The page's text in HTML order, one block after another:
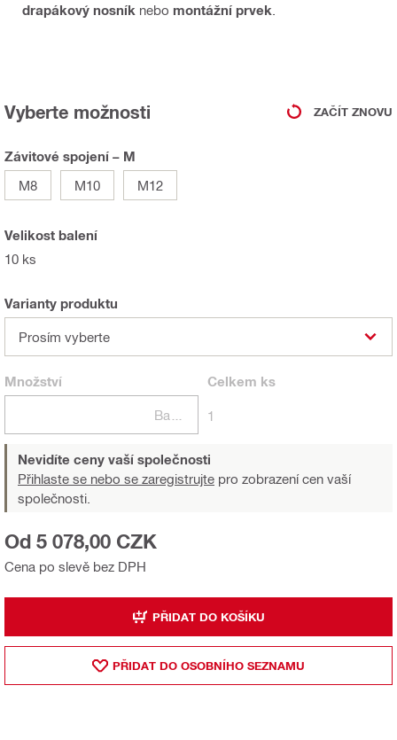
drapákový nosník nebo montážní prvek
Vyberte možnosti ZAČÍT ZNOVU
Závitové spojení – M
M8
M10 M12
Velikost balení
10 ks
Varianty produktu
Prosím vyberte
Množství Celkem ks
1
Nevidíte ceny vaší společnosti
Přihlaste se nebo se zaregistrujte pro zobrazení cen vaší
společnosti.
Cena po slevě bez DPH
Od 5 078,00 CZK
PŘIDAT DO KOŠÍKU
PŘIDAT DO OSOBNÍHO SEZNAMU